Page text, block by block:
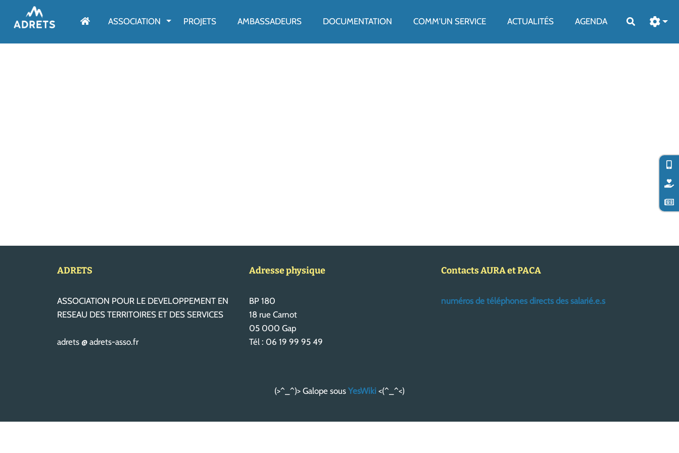
ASSOCIATION AFFICHER LE MENU
PROJETS AMBASSADEURS DOCUMENTATION COMM'UN SERVICE ACTUALITÉS AGENDA Rechercher
ADRETS
ASSOCIATION POUR LE DEVELOPPEMENT EN
RESEAU DES TERRITOIRES ET DES SERVICES
adrets @ adrets-asso.fr
Adresse physique
BP 180
18 rue Carnot
05 000 Gap
Tél : 06 19 99 95 49
Contacts AURA et PACA
numéros de téléphones directs des salarié.e.s
(>^_^)> Galope sous YesWiki <(^_^<)